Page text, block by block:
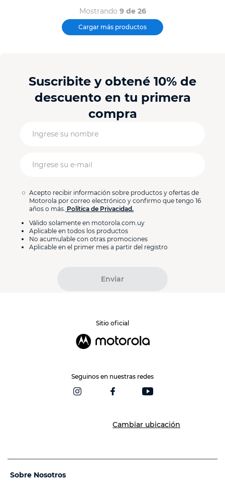
Mostrando 9 de 26
Suscribite y obtené 10% de
descuento en tu primera
compra
Enviar
Acepto recibir información sobre productos y ofertas de
Motorola por correo electrónico y confirmo que tengo 16
años o más. Política de Privacidad.
Válido solamente en motorola.com.uy
Aplicable en todos los productos
No acumulable con otras promociones
Aplicable en el primer mes a partir del registro
Sitio oficial
Seguinos en nuestras redes
Cambiar ubicación
Sobre Nosotros